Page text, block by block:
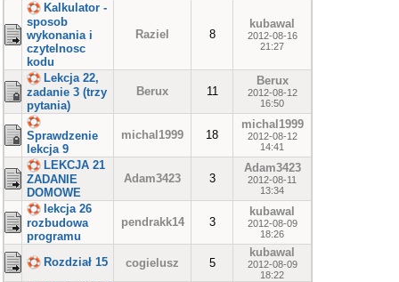
Kalkulator -
sposob
wykonania i
czytelnosc
kodu
Raziel 8
kubawal
2012-08-16
21:27
Lekcja 22,
zadanie 3 (trzy
pytania)
Berux 11
Berux
2012-08-12
16:50
Sprawdzenie
lekcja 9
michal1999 18
michal1999
2012-08-12
14:41
LEKCJA 21
ZADANIE
DOMOWE
Adam3423 3
Adam3423
2012-08-11
13:34
lekcja 26
rozbudowa
programu
pendrakk14 3
kubawal
2012-08-09
18:26
Rozdział 15 cogielusz 5
kubawal
2012-08-09
18:22